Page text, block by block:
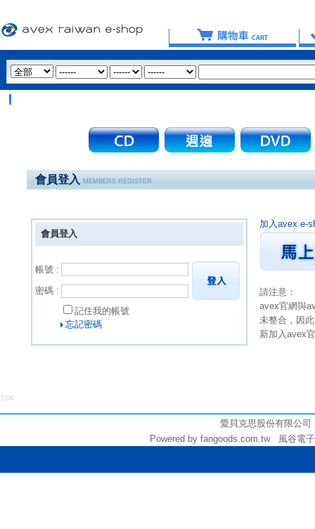
會員登入MEMBERS REGISTER
會員登入
帳號 :
密碼 :
記住我的帳號
忘記密碼
加入avex e-
請注意：
avex官網與
未整合，因
新加入avex
3200
愛貝克思股份有限公
Powered by fangoods.com.tw 風谷電子商